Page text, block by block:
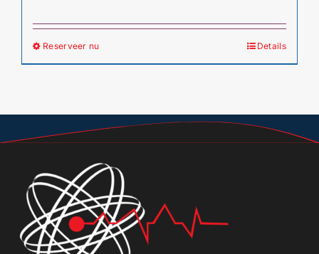
€ 139,00
Reserveer nuDit
meerdere
variaties.
Deze
optie
kan
gekozen
Details